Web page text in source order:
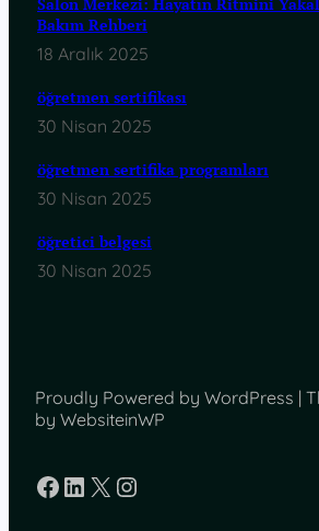
Bakım Rehberi
18 Aralık 2025
öğretmen sertifikası
30 Nisan 2025
öğretmen sertifika programları
30 Nisan 2025
öğretici belgesi
30 Nisan 2025
Proudly Powered by WordPress |
by WebsiteinWP
Facebook
LinkedIn
X Instagram